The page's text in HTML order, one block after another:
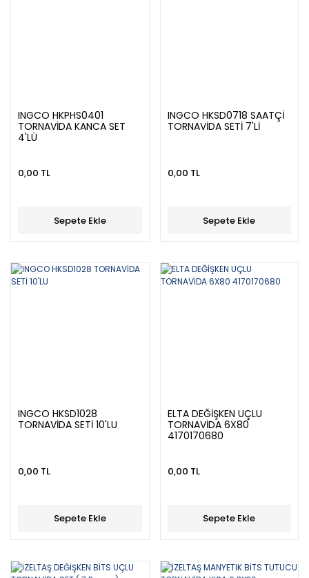
INGCO HKPHS0401
TORNAVİDA KANCA SET
4'LÜ
0,00 TL
Sepete Ekle
INGCO HKSD0718 SAATÇİ
TORNAVİDA SETİ 7'Lİ
0,00 TL
Sepete Ekle
INGCO HKSD1028
TORNAVİDA SETİ 10'LU
0,00 TL
Sepete Ekle
ELTA DEĞİŞKEN UÇLU
TORNAVİDA 6X80
4170170680
0,00 TL
Sepete Ekle